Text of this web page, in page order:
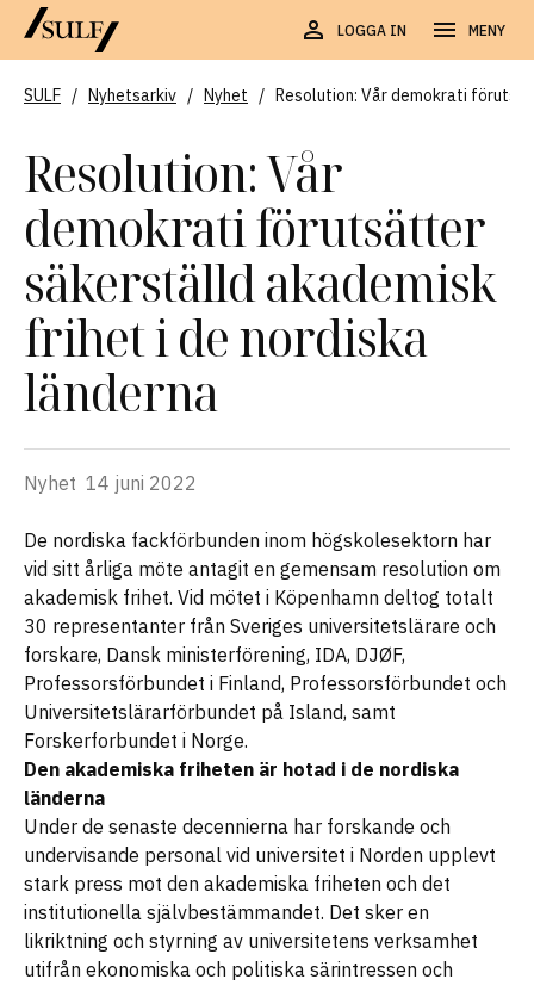
LOGGA IN MENY
SULF / Nyhetsarkiv / Nyhet / Resolution: Vår demokrati
Resolution: Vår
demokrati förutsätter
säkerställd akademisk
frihet i de nordiska
länderna
Nyhet 14 juni 2022
De nordiska fackförbunden inom högskolesektorn har
vid sitt årliga möte antagit en gemensam resolution om
akademisk frihet. Vid mötet i Köpenhamn deltog totalt
30 representanter från Sveriges universitetslärare och
forskare, Dansk ministerförening, IDA, DJØF,
Professorsförbundet i Finland, Professorsförbundet och
Universitetslärarförbundet på Island, samt
Forskerforbundet i Norge.
Den akademiska friheten är hotad i de nordiska
länderna
Under de senaste decennierna har forskande och
undervisande personal vid universitet i Norden upplevt
stark press mot den akademiska friheten och det
institutionella självbestämmandet. Det sker en
likriktning och styrning av universitetens verksamhet
utifrån ekonomiska och politiska särintressen och